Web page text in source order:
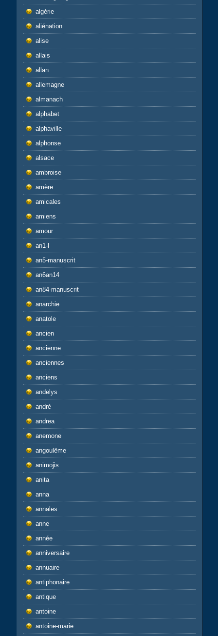
algérie
aliénation
alise
allais
allan
allemagne
almanach
alphabet
alphaville
alphonse
alsace
ambroise
amère
amicales
amiens
amour
an1-l
an5-manuscrit
an6an14
an84-manuscrit
anarchie
anatole
ancien
ancienne
anciennes
anciens
andelys
andré
andrea
anemone
angoulême
animojis
anita
anna
annales
anne
année
anniversaire
annuaire
antiphonaire
antique
antoine
antoine-marie